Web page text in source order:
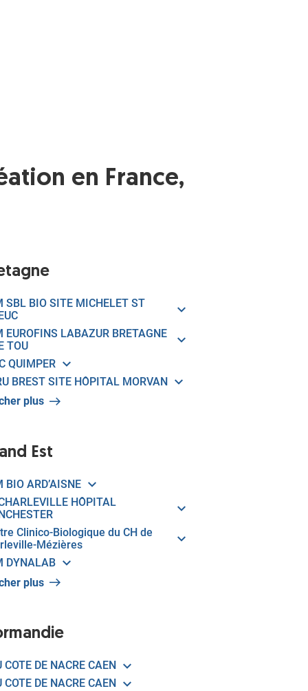
en France,
SBL BIO SITE MICHELET ST
EUROFINS LABAZUR BRETAGNE
TOU
QUIMPER
BREST SITE HÔPITAL MORVAN
plus
Est
BIO ARD’AISNE
HÔPITAL
Clinico-Biologique du CH de
Mézières
DYNALAB
plus
COTE DE NACRE CAEN
COTE DE NACRE CAEN